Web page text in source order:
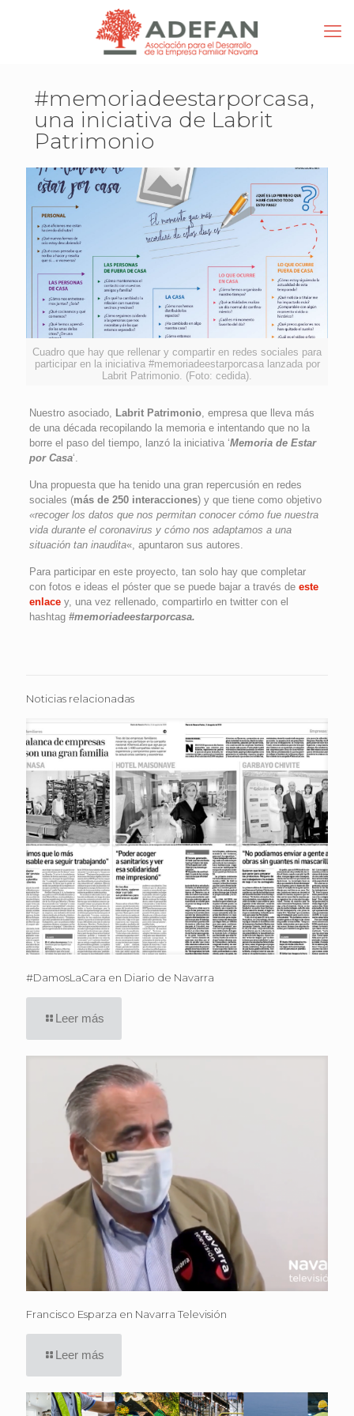
#memoriadeestarporcasa,
una iniciativa de Labrit
Patrimonio
Cuadro que hay que rellenar y compartir en redes sociales para
participar en la iniciativa #memoriadeestarporcasa lanzada por
Labrit Patrimonio. (Foto: cedida).
Nuestro asociado, Labrit Patrimonio, empresa que lleva más
de una década recopilando la memoria e intentando que no la
borre el paso del tiempo, lanzó la iniciativa ‘Memoria de Estar
por Casa‘.
Una propuesta que ha tenido una gran repercusión en redes
sociales (más de 250 interacciones) y que tiene como objetivo
«recoger los datos que nos permitan conocer cómo fue nuestra
vida durante el coronavirus y cómo nos adaptamos a una
situación tan inaudita«, apuntaron sus autores.
Para participar en este proyecto, tan solo hay que completar
con fotos e ideas el póster que se puede bajar a través de este
enlacey, una vez rellenado, compartirlo en twitter con el
hashtag #memoriadeestarporcasa.
Noticias relacionadas
#DamosLaCara en Diario de Navarra
Leer más
Francisco Esparza en Navarra Televisión
Leer más